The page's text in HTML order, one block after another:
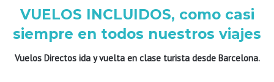
VUELOS INCLUIDOS, como casi
siempre en todos nuestros viajes
Vuelos Directos ida y vuelta en clase turista desde Barcelona.